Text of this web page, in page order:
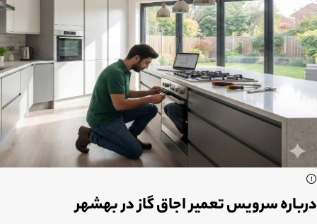
درباره سرویس تعمیر اجاق گاز در بهشهر